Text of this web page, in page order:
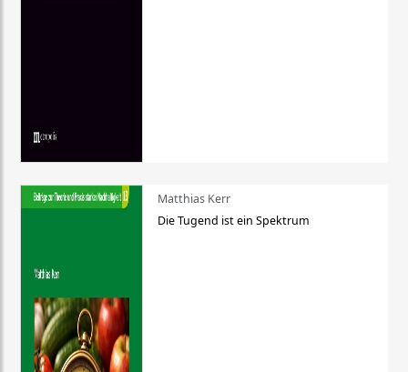
Matthias Kerr
Die Tugend ist ein Spektrum